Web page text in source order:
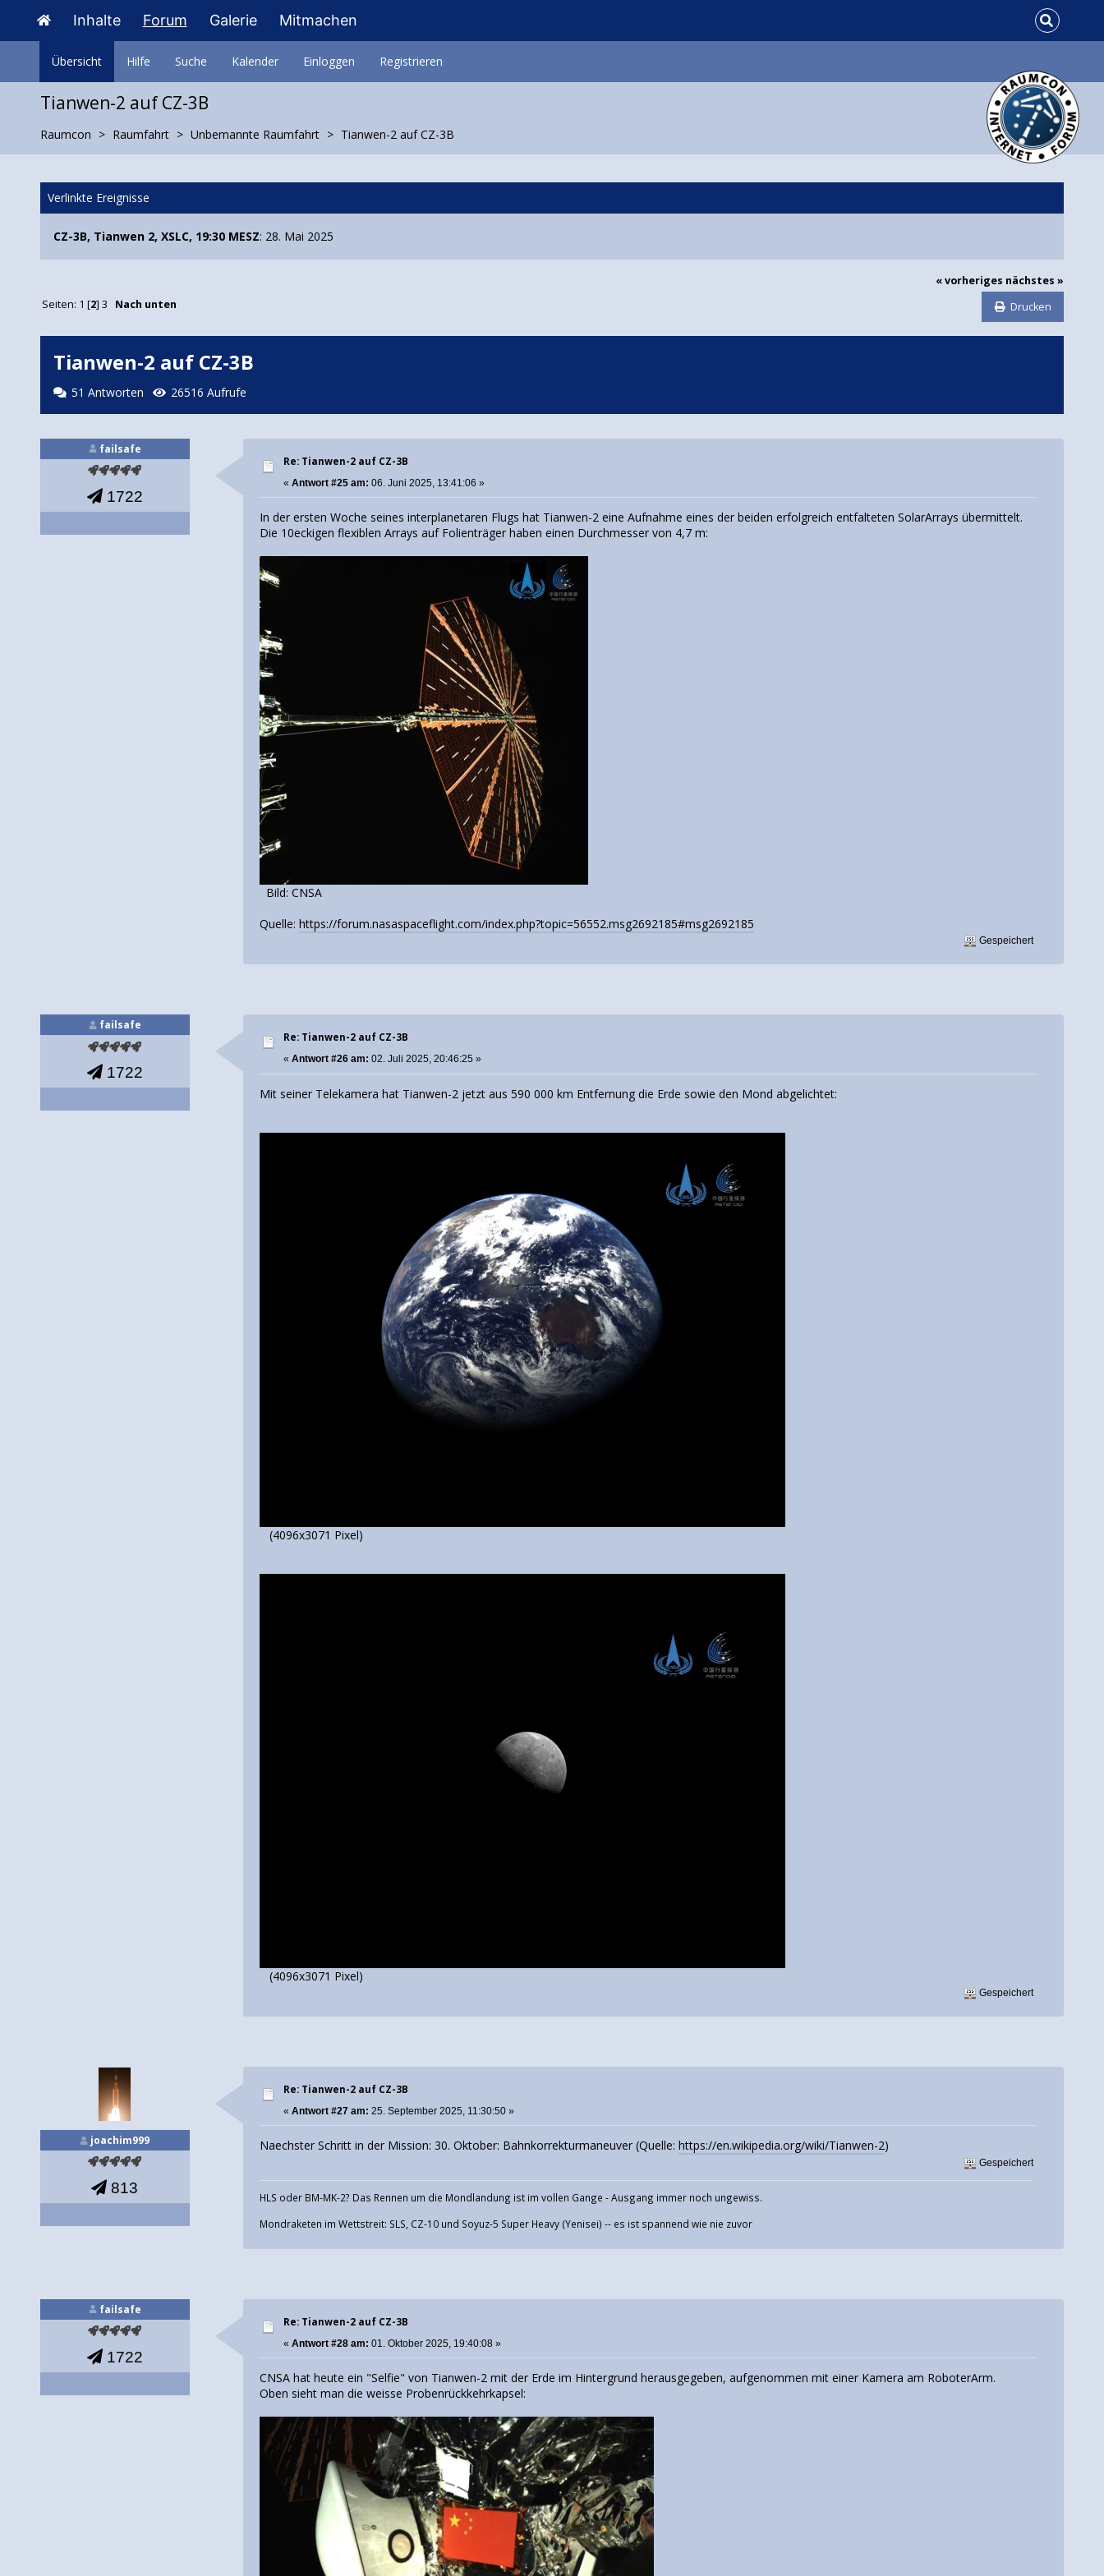
Inhalte Forum Galerie Mitmachen
Übersicht Hilfe Suche Kalender Einloggen Registrieren
Tianwen-2 auf CZ-3B
Raumcon Raumfahrt Unbemannte Raumfahrt Tianwen-2 auf CZ-3B
Verlinkte Ereignisse
CZ-3B, Tianwen 2, XSLC, 19:30 MESZ: 28. Mai 2025
« vorheriges nächstes »
Drucken
Seiten: 1 [2]3 Nach unten
Tianwen-2 auf CZ-3B
51 Antworten 26516 Aufrufe
failsafe
1722
Re: Tianwen-2 auf CZ-3B
«Antwort #25 am: 06. Juni 2025, 13:41:06 »
In der ersten Woche seines interplanetaren Flugs hat Tianwen-2 eine Aufnahme eines der beiden erfolgreich entfalteten SolarArrays übermittelt.
Die 10eckigen flexiblen Arrays auf Folienträger haben einen Durchmesser von 4,7 m:
Bild: CNSA
Quelle:https://forum.nasaspaceflight.com/index.php?topic=56552.msg2692185#msg2692185
Gespeichert
failsafe
1722
Re: Tianwen-2 auf CZ-3B
«Antwort #26 am: 02. Juli 2025, 20:46:25 »
Mit seiner Telekamera hat Tianwen-2 jetzt aus 590 000 km Entfernung die Erde sowie den Mond abgelichtet:
(4096x3071 Pixel)
(4096x3071 Pixel)
Gespeichert
joachim999
813
Re: Tianwen-2 auf CZ-3B
«Antwort #27 am: 25. September 2025, 11:30:50 »
Naechster Schritt in der Mission: 30. Oktober: Bahnkorrekturmaneuver (Quelle:https://en.wikipedia.org/wiki/Tianwen-2)
Gespeichert
HLS oder BM-MK-2? Das Rennen um die Mondlandung ist im vollen Gange - Ausgang immer noch ungewiss.
Mondraketen im Wettstreit: SLS, CZ-10 und Soyuz-5 Super Heavy (Yenisei) -- es ist spannend wie nie zuvor
failsafe
1722
Re: Tianwen-2 auf CZ-3B
«Antwort #28 am: 01. Oktober 2025, 19:40:08 »
CNSA hat heute ein "Selfie" von Tianwen-2 mit der Erde im Hintergrund herausgegeben, aufgenommen mit einer Kamera am RoboterArm.
Oben sieht man die weisse Probenrückkehrkapsel: